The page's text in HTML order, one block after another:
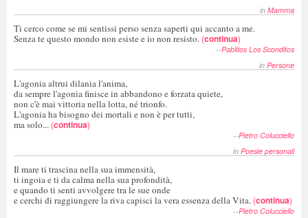
in Mamma
Ti cerco come se mi sentissi perso senza saperti qui accanto a me.
Senza te questo mondo non esiste e io non resisto. (continua)
--Pablitos Los Sconditos
in Persone
L'agonia altrui dilania l'anima,
da sempre l'agonia finisce in abbandono e forzata quiete,
non c'è mai vittoria nella lotta, né trionfo.
L'agonia ha bisogno dei mortali e non è per tutti,
ma solo... (continua)
--Pietro Colucciello
in Poesie personali
Il mare ti trascina nella sua immensità,
ti ingoia e ti da calma nella sua profondità,
e quando ti senti avvolgere tra le sue onde
e cerchi di raggiungere la riva capisci la vera essenza della Vita. (continua)
--Pietro Colucciello